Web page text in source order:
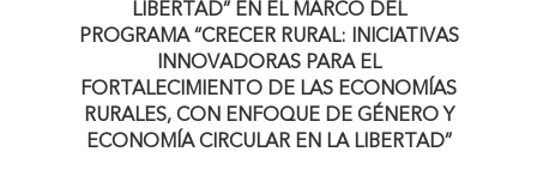
ASOCIATIVAS DE
LA LIBERTAD” EN
LIBERTAD”EN EL MARCO DEL
PROGRAMA “CRECER RURAL:
INICIATIVAS
INNOVADORAS PARA EL
FORTALECIMIENTO DE LAS ECONOMÍAS
RURALES, CON ENFOQUE DE GÉNERO Y
ECONOMÍA CIRCULAR EN LA LIBERTAD”